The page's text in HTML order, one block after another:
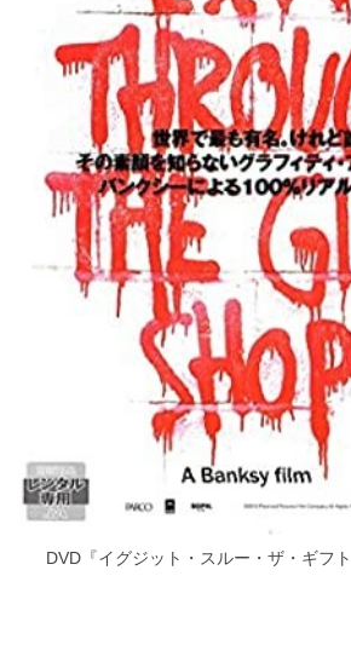
DVD『イグジット・スルー・ザ・ギフ